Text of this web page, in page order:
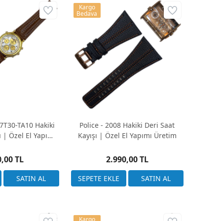
bir ürünüdür. El işçiliği ile hazırlanan kordonlar,
ile her zevke hitap eder. Klasik siyahtan doğal
Ayrıca, farklı dikiş desenleri, tokalar ve detaylar ile
sayesinde el yapımı hakiki deri sat kordonları,
şıklığınızı ve tarzınızı tamamlamak için
incelikleriyle bir araya gelerek kişisel tarzınızı
bir arada sunan bu kordonlara göz atmayı
TA10 Hakiki
Özel El Yapımı
TL
Police - 2008 Hakiki Deri Saat
Kayışı | Özel El Yapımı Üretim
2.990,00 TL
Kargo
Bedava
Kargo